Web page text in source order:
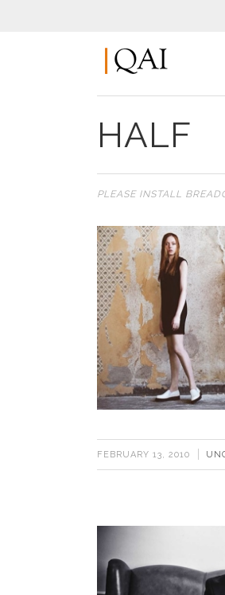
HALF
PLEASE INSTALL
FEBRUARY 13, 2010